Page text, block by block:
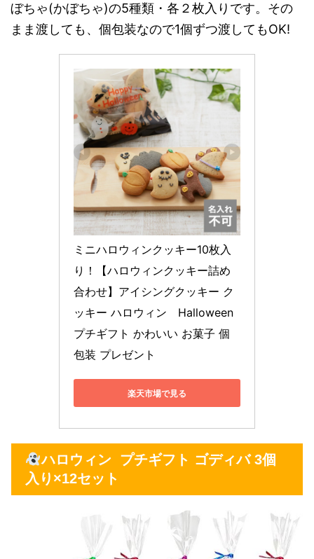
ぼちゃ(かぼちゃ)の5種類・各２枚入りです。その
まま渡しても、個包装なので1個ずつ渡してもOK!
ミニハロウィンクッキー10枚入
り！【ハロウィンクッキー詰め
合わせ】アイシングクッキー ク
ッキー ハロウィン　Halloween
プチギフト かわいい お菓子 個
包装 プレゼント
楽天市場で見る
ハロウィン プチギフト ゴディバ 3個
入り×12セット